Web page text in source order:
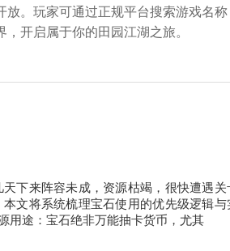
。玩家可通过正规平台搜索游戏名
开启属于你的田园江湖之旅。
下来阵容未成，资源枯竭，很快遭遇
文将系统梳理宝石使用的优先级逻辑与
用途：宝石绝非万能抽卡货币，尤其